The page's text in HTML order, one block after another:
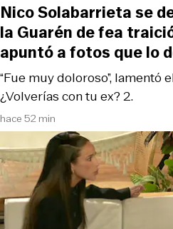
hace 52 min
“Fue muy doloroso”, lamentó
¿Volverías con tu ex? 2.
Nico Solabarrieta se
la Guarén de fea
apuntó a fotos que lo